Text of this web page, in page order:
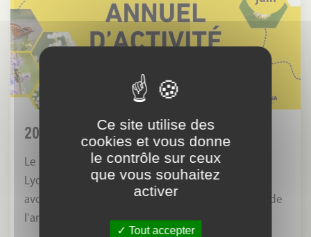
2025, UNE ANNÉE RICHE EN PROJETS
Le mardi 16 juin s’est tenue à l’Écocentre du
Lyonnais notre Assemblée Générale Mixte. Nous
avons pu revenir sur les actions menées au cours de
l’ann…
année
riche
en
projets
Ce site utilise des
cookies et vous donne
le contrôle sur ceux
que vous souhaitez
activer
Tout accepter